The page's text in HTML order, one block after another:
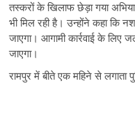
तस्करों के खिलाफ छेड़ा गया
भी मिल रही है। उन्होंने कहा कि
जाएगा। आगामी कार्रवाई के लिए
जाएगा।
रामपुर में बीते एक महिने से लगाता